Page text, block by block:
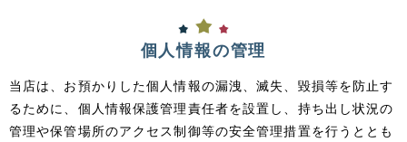
個人情報の管理
当店は、お預かりした個人情報の漏洩、滅失、毀損等を防止す
るために、個人情報保護管理責任者を設置し、持ち出し状況の
管理や保管場所のアクセス制御等の安全管理措置を行うととも